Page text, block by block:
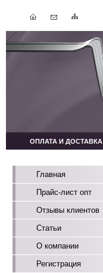
ОПЛАТА И ДОСТАВКА
Главная
Прайс-лист опт
Отзывы клиентов
Статьи
О компании
Регистрация